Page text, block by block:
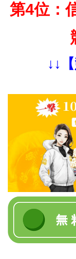
第4位：
↓↓